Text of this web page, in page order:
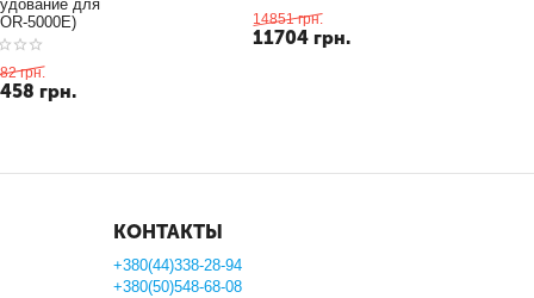
для
5000E)
грн.
грн.
14851 грн.
11704 грн.
КОНТАКТЫ
+380(44)338-28-94
+380(50)548-68-08